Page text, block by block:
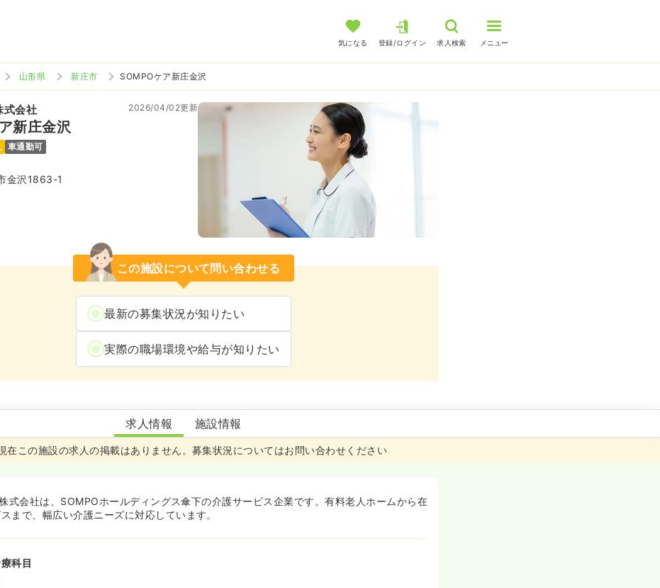
気になる 登録/ログイン 求人検索 メニュー
山形県 新庄市 SOMPOケア新庄金沢
式会社
新庄金沢
2026/04/02更新
車通勤可
金沢1863-1
この施設について問い合わせる
最新の募集状況が知りたい
実際の職場環境や給与が知りたい
SOMPOケア新庄金沢
求人情報 施設情報
在この施設の求人の掲載はありません 。 募集状況についてはお問い合わせください
式会社は、SOMPOホールディングス傘下の介護サービス企業です。有料老人ホームから在
まで、幅広い介護ニーズに対応しています。
科目